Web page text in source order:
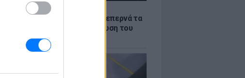
ΕΙΔΗΣΕΙΣ
Καύσιμα «φωτιά»: Η βενζίνη ξεπερνά τα
2 ευρώ το λίτρο παρά την πτώση του
αργού πετρελαίου διεθνώς